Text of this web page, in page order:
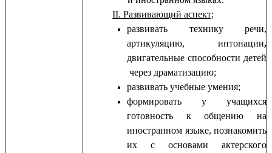
II. Развивающий аспект;
развивать технику речи,
артикуляцию, интонации,
двигательные способности детей
через драматизацию;
развивать учебные умения;
формировать у учащихся
готовность к общению на
иностранном языке, познакомить
их с основами актерского